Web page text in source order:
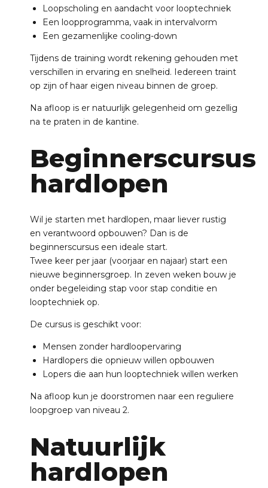
Loopscholing en aandacht voor looptechniek
Een loopprogramma, vaak in intervalvorm
Een gezamenlijke cooling-down
Tijdens de training wordt rekening gehouden met
verschillen in ervaring en snelheid. Iedereen traint
op zijn of haar eigen niveau binnen de groep.
Na afloop is er natuurlijk gelegenheid om gezellig
na te praten in de kantine.
Beginnerscursus
hardlopen
Wil je starten met hardlopen, maar liever rustig
en verantwoord opbouwen? Dan is de
beginnerscursus een ideale start.
Twee keer per jaar (voorjaar en najaar) start een
nieuwe beginnersgroep. In zeven weken bouw je
onder begeleiding stap voor stap conditie en
looptechniek op.
De cursus is geschikt voor:
Mensen zonder hardloopervaring
Hardlopers die opnieuw willen opbouwen
Lopers die aan hun looptechniek willen werken
Na afloop kun je doorstromen naar een reguliere
loopgroep van niveau 2.
Natuurlijk
hardlopen